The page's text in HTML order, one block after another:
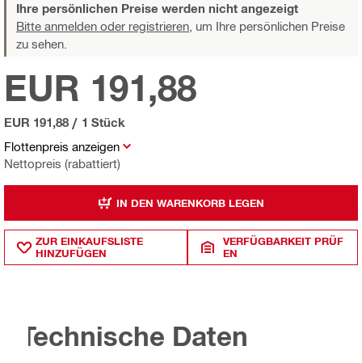
Ihre persönlichen Preise werden nicht angezeigt
Bitte anmelden oder registrieren, um Ihre persönlichen Preise
zu sehen.
Flottenpreis anzeigen
Nettopreis (rabattiert)
EUR 191,88
EUR 191,88 / 1 Stück
IN DEN WARENKORB LEGEN
ZUR EINKAUFSLISTE
HINZUFÜGEN
VERFÜGBARKEIT PRÜF
EN
Technische Daten